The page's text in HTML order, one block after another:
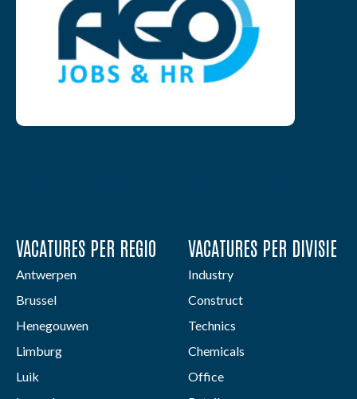
VACATURES PER REGIO
Antwerpen
Brussel
Henegouwen
Limburg
Luik
VACATURES PER DIVISIE
Industry
Construct
Technics
Chemicals
Office